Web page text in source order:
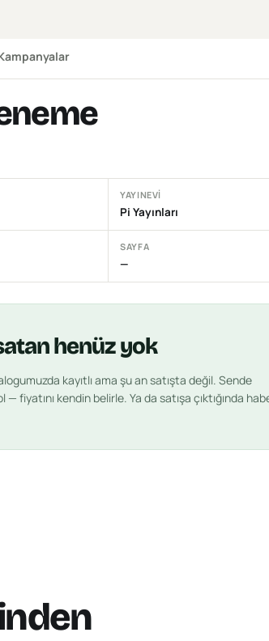
YAYINEVI
Pi Yayınları
SAYFA
—
henüz yok
kayıtlı ama şu an satışta değil. Sende
fiyatını kendin belirle. Ya da satışa çıktığında